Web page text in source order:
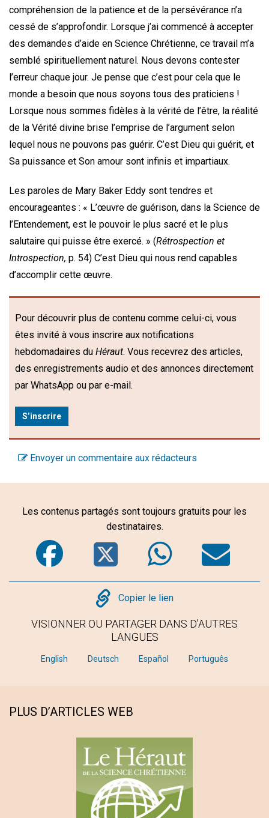
compréhension de la patience et de la persévérance n’a
cessé de s’approfondir. Lorsque j’ai commencé à accepter
des demandes d’aide en Science Chrétienne, ce travail m’a
semblé spirituellement naturel. Nous devons contester
l’erreur chaque jour. Je pense que c’est pour cela que le
monde a besoin que nous soyons tous des praticiens !
Lorsque nous sommes fidèles à la vérité de l’être, la réalité
de la Vérité divine brise l’emprise de l’argument selon
lequel nous ne pouvons pas guérir. C’est Dieu qui guérit, et
Sa puissance et Son amour sont infinis et impartiaux.
Les paroles de Mary Baker Eddy sont tendres et
encourageantes : « L’œuvre de guérison, dans la Science de
l’Entendement, est le pouvoir le plus sacré et le plus
salutaire qui puisse être exercé. » (Rétrospection et
Introspection, p. 54) C’est Dieu qui nous rend capables
d’accomplir cette œuvre.
Pour découvrir plus de contenu comme celui-ci, vous
êtes invité à vous inscrire aux notifications
hebdomadaires du Héraut. Vous recevrez des articles,
des enregistrements audio et des annonces directement
par WhatsApp ou par e-mail.
S’inscrire
Envoyer un commentaire aux rédacteurs
Les contenus partagés sont toujours gratuits pour les
destinataires.
Facebook
Twitter
Copy
Copier le lien
VISIONNER OU PARTAGER DANS D’AUTRES
LANGUES
English Deutsch Español Português
PLUS D’ARTICLES WEB